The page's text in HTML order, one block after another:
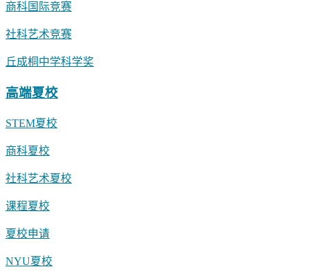
商科国际竞赛
社科艺术竞赛
丘成桐中学科学奖
高端夏校
STEM夏校
商科夏校
社科艺术夏校
课程夏校
夏校申请
NYU夏校